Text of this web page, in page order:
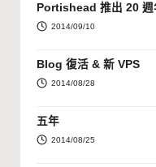
Portishead 推出 20
2014/09/10
Blog 復活 & 新 VPS
2014/08/28
五年
2014/08/25